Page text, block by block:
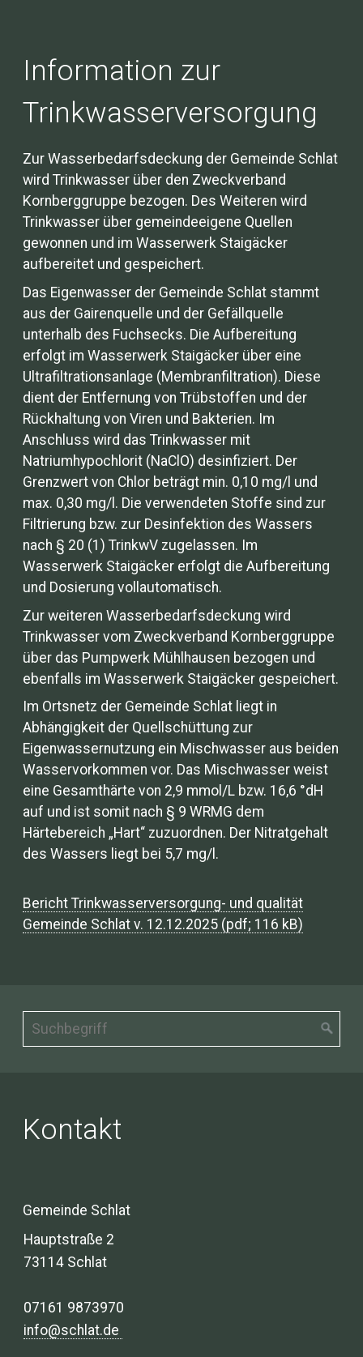
Information zur
Trinkwasserversorgung
Zur Wasserbedarfsdeckung der Gemeinde Schlat
wird Trinkwasser über den Zweckverband
Kornberggruppe bezogen. Des Weiteren wird
Trinkwasser über gemeindeeigene Quellen
gewonnen und im Wasserwerk Staigäcker
aufbereitet und gespeichert.
Das Eigenwasser der Gemeinde Schlat stammt
aus der Gairenquelle und der Gefällquelle
unterhalb des Fuchsecks. Die Aufbereitung
erfolgt im Wasserwerk Staigäcker über eine
Ultrafiltrationsanlage (Membranfiltration). Diese
dient der Entfernung von Trübstoffen und der
Rückhaltung von Viren und Bakterien. Im
Anschluss wird das Trinkwasser mit
Natriumhypochlorit (NaClO) desinfiziert. Der
Grenzwert von Chlor beträgt min. 0,10 mg/l und
max. 0,30 mg/l. Die verwendeten Stoffe sind zur
Filtrierung bzw. zur Desinfektion des Wassers
nach § 20 (1) TrinkwV zugelassen. Im
Wasserwerk Staigäcker erfolgt die Aufbereitung
und Dosierung vollautomatisch.
Zur weiteren Wasserbedarfsdeckung wird
Trinkwasser vom Zweckverband Kornberggruppe
über das Pumpwerk Mühlhausen bezogen und
ebenfalls im Wasserwerk Staigäcker gespeichert.
Im Ortsnetz der Gemeinde Schlat liegt in
Abhängigkeit der Quellschüttung zur
Eigenwassernutzung ein Mischwasser aus beiden
Wasservorkommen vor. Das Mischwasser weist
eine Gesamthärte von 2,9 mmol/L bzw. 16,6 °dH
auf und ist somit nach § 9 WRMG dem
Härtebereich „Hart“ zuzuordnen. Der Nitratgehalt
des Wassers liegt bei 5,7 mg/l.
Bericht Trinkwasserversorgung- und qualität
Gemeinde Schlat v. 12.12.2025 (pdf; 116 kB)
Kontakt
Gemeinde Schlat
Hauptstraße 2
73114 Schlat
07161 9873970
info@schlat.de